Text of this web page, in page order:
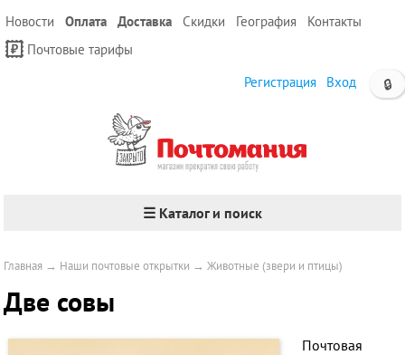
Новости Оплата Доставка Скидки География
Контакты
Почтовые тарифы
🔒
Регистрация Вход
☰ Каталог и поиск
Главная → Наши почтовые открытки →Животные (звери и птицы)
Две совы
Почтовая